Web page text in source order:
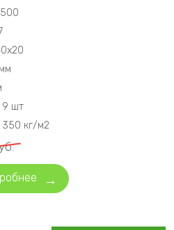
9 шт
350 кг/м2